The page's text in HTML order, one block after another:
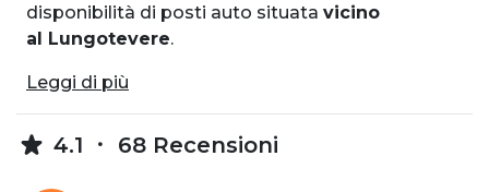
disponibilità di posti auto situata vicino
al Lungotevere.
Leggi di più
4.1 68 Recensioni